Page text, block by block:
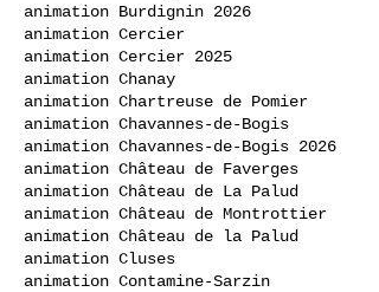
animation Burdignin 2026
animation Cercier
animation Cercier 2025
animation Chanay
animation Chartreuse de Pomier
animation Chavannes-de-Bogis
animation Chavannes-de-Bogis 2026
animation Château de Faverges
animation Château de La Palud
animation Château de Montrottier
animation Château de la Palud
animation Cluses
animation Contamine-Sarzin